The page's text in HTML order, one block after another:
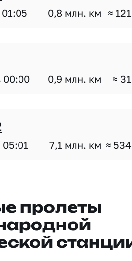
01:05 0,8 млн. км ≈
00:00 0,9 млн. км ≈
05:01 7,1 млн. км ≈
пролеты